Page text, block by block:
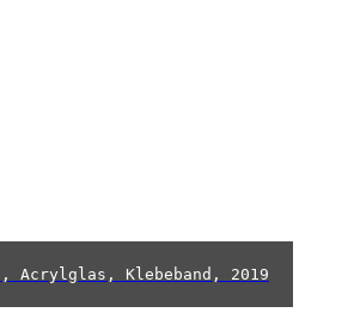
Acrylglas, Klebeband, 2019